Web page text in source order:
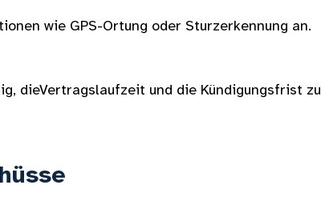
wie GPS-Ortung oder Sturzerkennung an.
dieVertragslaufzeit und die Kündigungsfrist zu